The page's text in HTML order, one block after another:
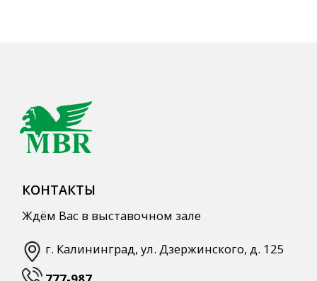
СПЕЦПРЕДЛОЖЕНИЯ
АКЦИИ
Для HoReCa
Для Retail
Профессиональная химия
Звуковое оборудование
Оборудование
Мебель из нержавеющей стали